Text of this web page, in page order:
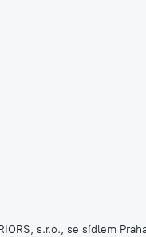
s.r.o., se sídlem